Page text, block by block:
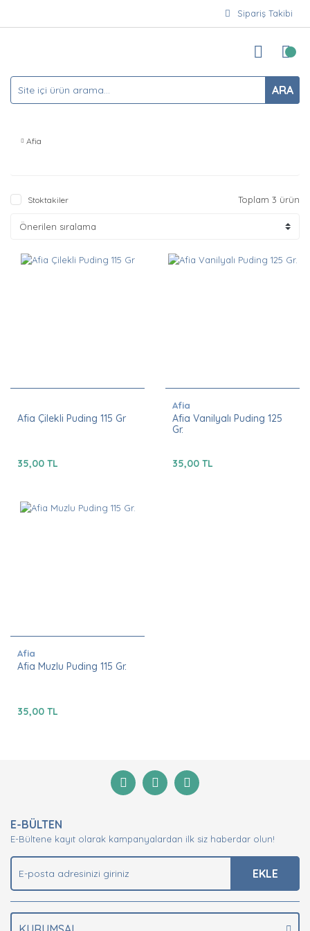
Sipariş Takibi
ARA
Afia
Stoktakiler Toplam 3 ürün
Afia Çilekli Puding 115 Gr
35,00 TL
Afia
Afia Vanilyalı Puding 125
Gr.
35,00 TL
Afia
Afia Muzlu Puding 115 Gr.
35,00 TL
E-BÜLTEN
E-Bültene kayıt olarak kampanyalardan ilk siz haberdar olun!
EKLE